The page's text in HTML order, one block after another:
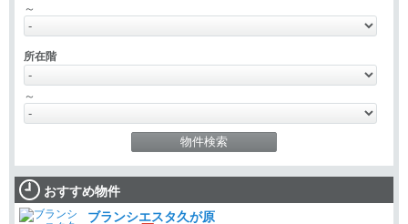
～
所在階
～
おすすめ物件
ブランシエスタ久が原